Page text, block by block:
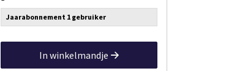
Jaarabonnement 1 gebruiker
In winkelmandje